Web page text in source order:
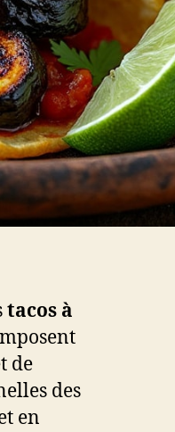
tacos à
de
des
en